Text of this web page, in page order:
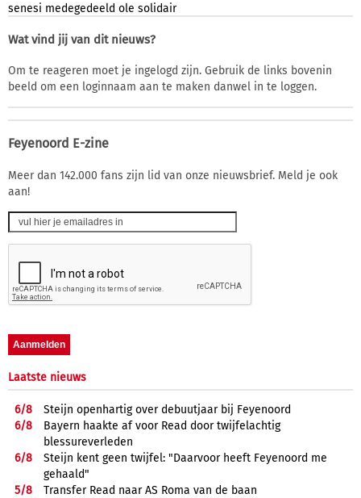
senesi medegedeeld ole solidair
Wat vind jij van dit nieuws?
Om te reageren moet je ingelogd zijn. Gebruik de links bovenin
beeld om een loginnaam aan te maken danwel in te loggen.
Feyenoord E-zine
Meer dan 142.000 fans zijn lid van onze nieuwsbrief. Meld je ook
aan!
Laatste nieuws
6/8
Steijn openhartig over debuutjaar bij Feyenoord
6/8
Bayern haakte af voor Read door twijfelachtig
blessureverleden
6/8
Steijn kent geen twijfel: "Daarvoor heeft Feyenoord me
gehaald"
5/8
Transfer Read naar AS Roma van de baan